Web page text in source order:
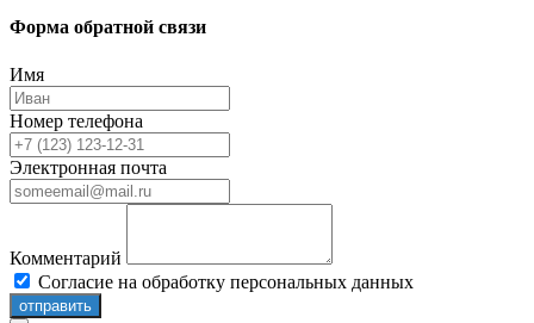
Форма обратной связи
Имя
Номер телефона
Электронная почта
Комментарий
Согласие на обработку персональных данных
отправить